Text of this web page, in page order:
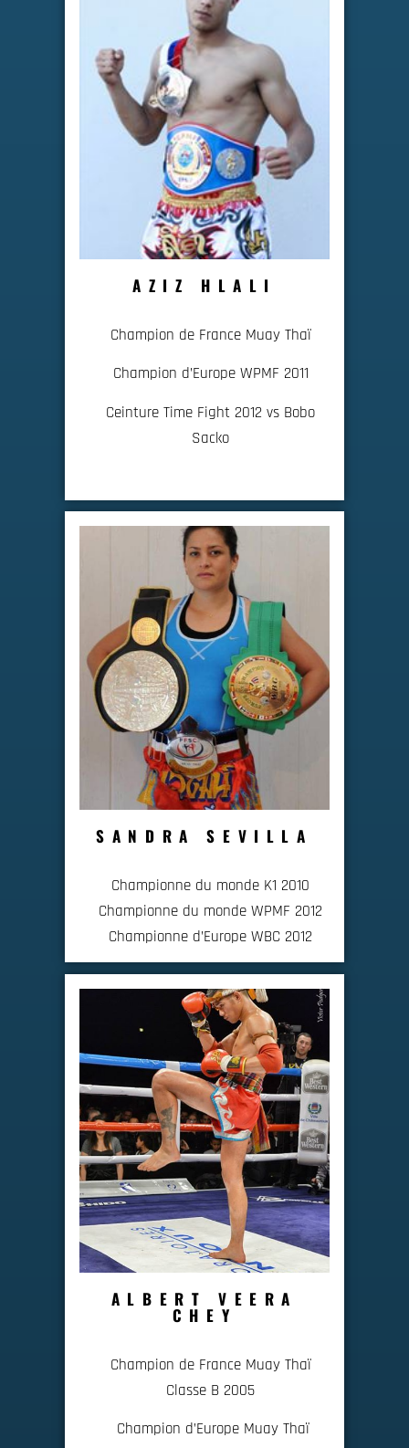
AZIZ HLALI
Champion de France Muay Thaï
Champion d’Europe WPMF 2011
Ceinture Time Fight 2012 vs Bobo
Sacko
SANDRA SEVILLA
Championne du monde K1 2010
Championne du monde WPMF 2012
Championne d’Europe WBC 2012
ALBERT VEERA
CHEY
Champion de France Muay Thaï
Classe B 2005
Champion d’Europe Muay Thaï